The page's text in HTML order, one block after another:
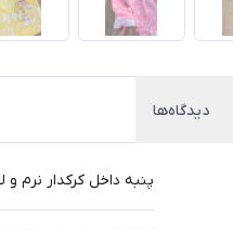
دیدگاه‌ها
پنبه داخل کرکدار نرم